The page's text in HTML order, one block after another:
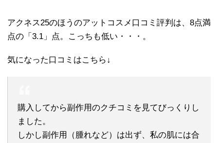
アクネス25のほうのアットコスメ口コミ評判は、8点満
点の「3.1」点。こっちも低い・・・。
気になった口コミはこちら↓
購入してから副作用のクチコミを見てびっくりし
ました。
しかし副作用（腫れなど）は出ず、私の肌には合